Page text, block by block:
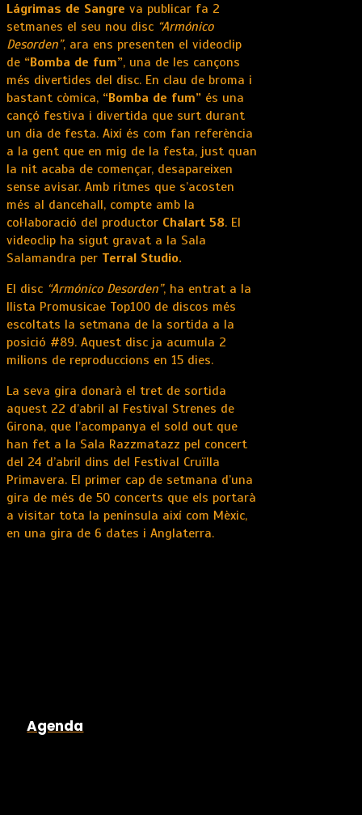
Lágrimas de Sangre va publicar fa 2
setmanes el seu nou disc “Armónico
Desorden”, ara ens presenten el videoclip
de “Bomba de fum”, una de les cançons
més divertides del disc. En clau de broma i
bastant còmica, “Bomba de fum” és una
cançó festiva i divertida que surt durant
un dia de festa. Així és com fan referència
a la gent que en mig de la festa, just quan
la nit acaba de començar, desapareixen
sense avisar. Amb ritmes que s’acosten
més al dancehall, compte amb la
col·laboració del productor Chalart 58. El
videoclip ha sigut gravat a la Sala
Salamandra per Terral Studio.
El disc “Armónico Desorden”, ha entrat a la
llista Promusicae Top100 de discos més
escoltats la setmana de la sortida a la
posició #89. Aquest disc ja acumula 2
milions de reproduccions en 15 dies.
La seva gira donarà el tret de sortida
aquest 22 d’abril al Festival Strenes de
Girona, que l’acompanya el sold out que
han fet a la Sala Razzmatazz pel concert
del 24 d’abril dins del Festival Cruïlla
Primavera. El primer cap de setmana d’una
gira de més de 50 concerts que els portarà
a visitar tota la península així com Mèxic,
en una gira de 6 dates i Anglaterra.
Agenda